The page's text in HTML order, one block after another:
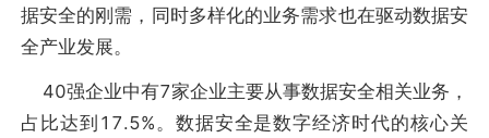
据安全的刚需，同时多样化的业务需求也在驱动数据安
全产业发展。
40强企业中有7家企业主要从事数据安全相关业务，
占比达到17.5%。数据安全是数字经济时代的核心关